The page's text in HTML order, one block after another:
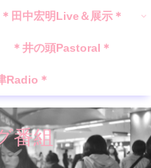
番組
＊田中宏明Live＆展示＊
＊井の頭Pastoral＊
Radio＊